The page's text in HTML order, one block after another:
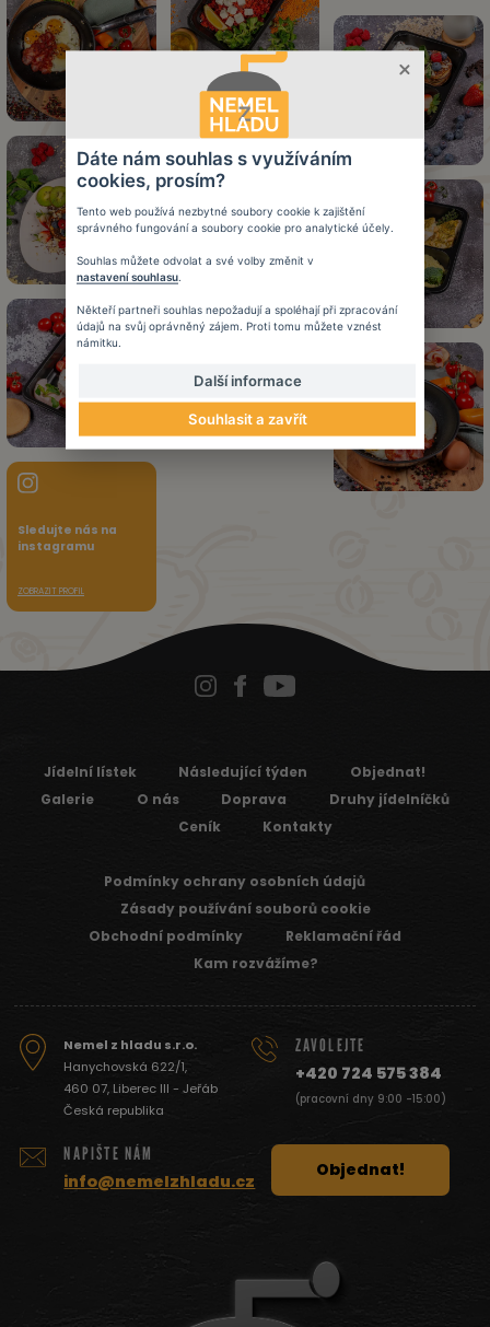
Sledujte nás na
instagramu
ZOBRAZIT PROFIL
Jídelní lístek Následující týden
Objednat!
Galerie
O nás Doprava
Druhy jídelníčků
Ceník
Kontakty
Podmínky ochrany osobních údajů
Zásady používání souborů cookie
Obchodní podmínky
Reklamační řád
Kam rozvážíme?
Nemel z hladu s.r.o.
Hanychovská 622/1,
460 07, Liberec III - Jeřáb
Česká republika
ZAVOLEJTE
+420 724 575 384
(pracovní dny 9:00 -15:00)
NAPIŠTE NÁM
info@nemelzhladu.cz
Objednat!
Dáte nám souhlas s využíváním
cookies, prosím?
Tento web používá nezbytné soubory cookie k zajištění
správného fungování a soubory cookie pro analytické účely.
Souhlas můžete odvolat a své volby změnit v
nastavení souhlasu
Někteří partneři souhlas nepožadují a spoléhají při zpracování
údajů na svůj oprávněný zájem. Proti tomu můžete vznést
námitku.
Další informace
Souhlasit a zavřít